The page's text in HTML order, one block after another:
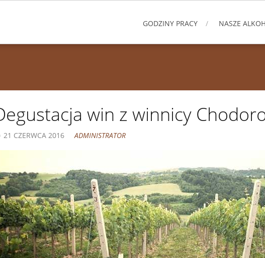
GODZINY PRACY NASZE
win z winnicy
21 CZERWCA 2016 ADMINISTRATOR